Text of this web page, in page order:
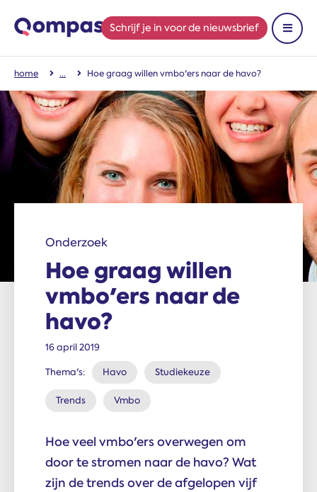
Schrijf je in voor de nieuwsbrief
Toon
home Hoe graag willen vmbo'ers naar de havo?
Onderzoek
Hoe graag willen
vmbo'ers naar de
havo?
16 april 2019
Thema's: Havo Studiekeuze
Trends Vmbo
Hoe veel vmbo'ers overwegen om
door te stromen naar de havo? Wat
zijn de trends over de afgelopen vijf